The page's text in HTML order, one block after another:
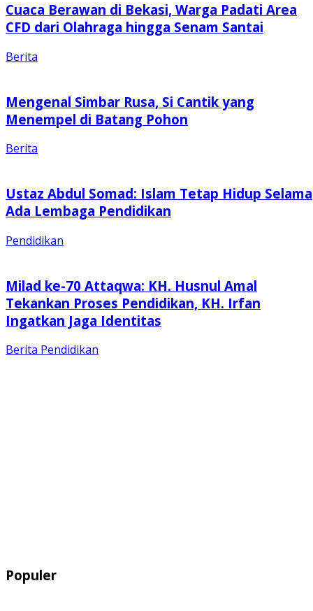
Cuaca Berawan di Bekasi, Warga Padati Area
CFD dari Olahraga hingga Senam Santai
Berita
Mengenal Simbar Rusa, Si Cantik yang
Menempel di Batang Pohon
Berita
Ustaz Abdul Somad: Islam Tetap Hidup Selama
Ada Lembaga Pendidikan
Pendidikan
Milad ke-70 Attaqwa: KH. Husnul Amal
Tekankan Proses Pendidikan, KH. Irfan
Ingatkan Jaga Identitas
Berita Pendidikan
Populer